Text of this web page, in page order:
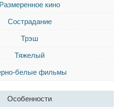
Размеренное кино
Сострадание
Трэш
Тяжелый
белые фильмы
Особенности